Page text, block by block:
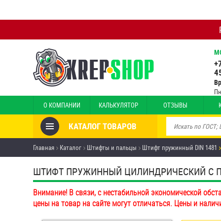
О КОМПАНИИ КАЛЬКУЛЯТОР ОТЗЫВЫ
КАТАЛОГ ТОВАРОВ
Товары со скидкой
Анкеры
Антивандальный крепёж,
инструмент
Болты и винты
Главная Каталог Штифты и пальцы Штифт пружинный DIN 1481
ШТИФТ ПРУЖИННЫЙ ЦИЛИНДРИЧЕСКИЙ С
Внимание! В связи, с нестабильной экономической
цены на товар на сайте могут отличаться. Цены и